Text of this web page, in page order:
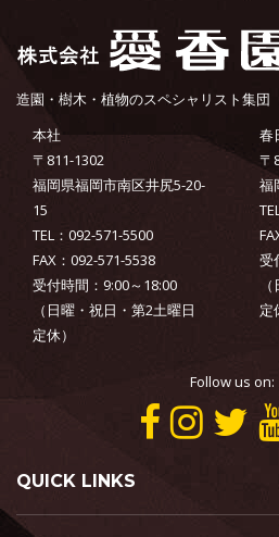
造園・樹木・植物のスペシャリスト集団
本社
〒811-1302
福岡県福岡市南区井尻5-20-
15
TEL：092-571-5500
FAX：092-571-5538
受付時間：9:00～18:00
（日曜・祝日・第2土曜日
定休）
春
〒
福
受
定
Follow us on:
QUICK LINKS